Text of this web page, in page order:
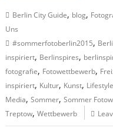
Berlin City Guide, blog,
Uns
#sommerfotoberlin2015,
inspiriert, Berlinspires,
fotografie, Fotowettbewerb,
inspiriert, Kultur, Kunst, Lifestyle
Media,Sommer,Sommer
Treptow,Wettbewerb